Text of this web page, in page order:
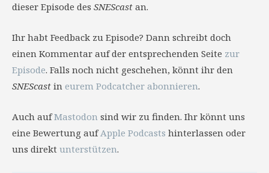
dieser Episode des SNEScast an.
Ihr habt Feedback zu Episode? Dann schreibt doch
einen Kommentar auf der entsprechenden Seite zur
Episode. Falls noch nicht geschehen, könnt ihr den
SNEScast in eurem Podcatcher abonnieren.
Auch aufMastodon sind wir zu finden. Ihr könnt uns
eine Bewertung aufApple Podcasts hinterlassen oder
uns direkt unterstützen.